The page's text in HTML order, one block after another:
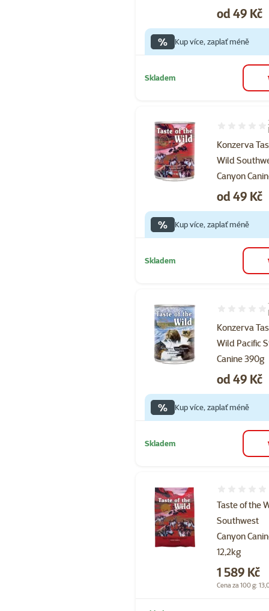
Cena
od 49 Kč
% Kup více, zaplať méně
Skladem
Konzerva
Wild
Canyon
Hodnocení
Cena
od 49 Kč
% Kup více, zaplať méně
Skladem
Konzerva
Wild Pacific
Canine 390g
Hodnocení
Cena
od 49 Kč
% Kup více, zaplať méně
Skladem
Taste of the
Southwest
Canyon
12,2kg
Cena
1 589 Kč
Cena za 100 g: